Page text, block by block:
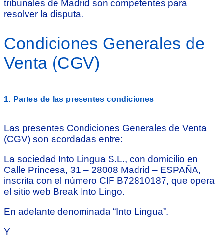
tribunales de Madrid son competentes para
resolver la disputa.
Condiciones Generales de
Venta (CGV)
1. Partes de las presentes condiciones
Las presentes Condiciones Generales de Venta
(CGV) son acordadas entre:
La sociedad Into Lingua S.L., con domicilio en
Calle Princesa, 31 – 28008 Madrid – ESPAÑA,
inscrita con el número CIF B72810187, que opera
el sitio web Break Into Lingo.
En adelante denominada “Into Lingua”.
Y